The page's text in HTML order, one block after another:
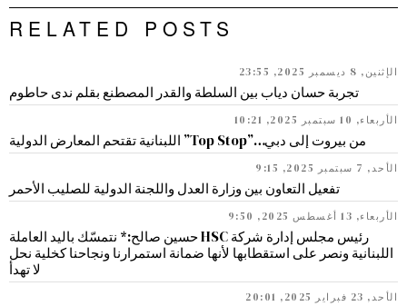
RELATED POSTS
الإثنين, 8 ديسمبر 2025, 23:55
تجربة حسان دياب بين السلطة والقدر المصطنع بقلم ندى حاطوم
الأربعاء, 10 سبتمبر 2025, 10:21
من بيروت إلى دبي…”Top Stop” اللبنانية تقتحم المعارض الدولية
الأحد, 7 سبتمبر 2025, 9:15
تفعيل التعاون بين وزارة العدل واللجنة الدولية للصليب الأحمر
الأربعاء, 13 أغسطس 2025, 9:50
رئيس مجلس إدارة شركة HSC حسين صالح:* نتمسّك باليد العاملة
اللبنانية ونصر على استقطابها لأنها ضمانة استمرارنا ونجاحنا كخلية نحل
لا تهدأ
الأحد, 23 فبراير 2025, 20:01